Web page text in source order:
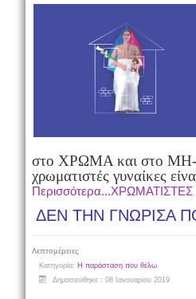
στο ΧΡΩΜΑ και στο
χρωματιστές γυναίκες
ΔΕΝ ΤΗΝ ΓΝΩΡΙΣΑ
Λεπτομέρειες
Κατηγορία: Η παράσταση που θέλω
Δημοσιεύθηκε : 08 Ιανουαρίου 2019